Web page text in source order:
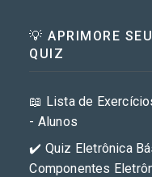
💡 APRIMORE
QUIZ
📖 Lista de
- Alunos
✔️ Quiz Eletrônica
Componentes